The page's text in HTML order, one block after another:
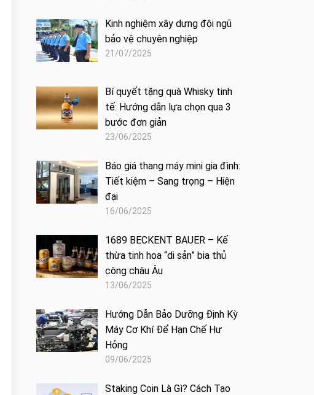
Kinh nghiệm xây dựng đội ngũ
bảo vệ chuyên nghiệp
21/07/2025
Bí quyết tặng quà Whisky tinh
tế: Hướng dẫn lựa chọn qua 3
bước đơn giản
23/06/2025
Báo giá thang máy mini gia đình:
Tiết kiệm – Sang trọng – Hiện
đại
16/06/2025
1689 BECKENT BAUER – Kế
thừa tinh hoa “di sản” bia thủ
công châu Âu
13/06/2025
Hướng Dẫn Bảo Dưỡng Định Kỳ
Máy Cơ Khí Để Hạn Chế Hư
Hỏng
09/06/2025
Staking Coin Là Gì? Cách Tạo